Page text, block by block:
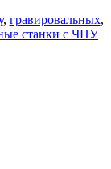
, гравировальных,
станки с ЧПУ